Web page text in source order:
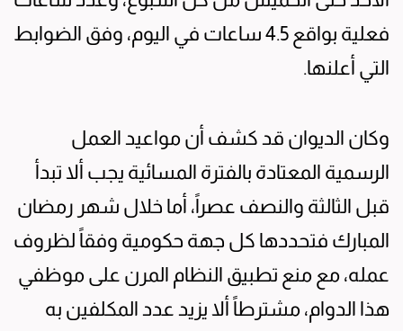
فعلية بواقع 4.5 ساعات في اليوم، وفق الضوابط
التي أعلنها.
وكان الديوان قد كشف أن مواعيد العمل
الرسمية المعتادة بالفترة المسائية يجب ألا تبدأ
قبل الثالثة والنصف عصراً، أما خلال شهر رمضان
المبارك فتحددها كل جهة حكومية وفقاً لظروف
عمله، مع منع تطبيق النظام المرن على موظفي
هذا الدوام، مشترطاً ألا يزيد عدد المكلفين به